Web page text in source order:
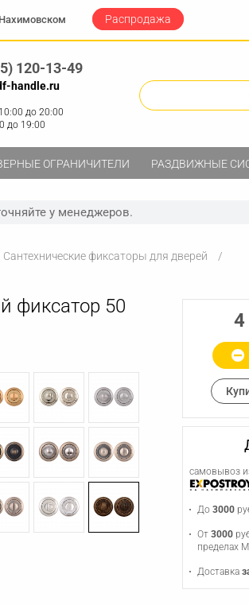
120-13-49
handle.ru
до 20:00
до 19:00
Распродажа
ОГРАНИЧИТЕЛИ РАЗДВИЖНЫЕ
у менеджеров.
Сантехнические фиксаторы для дверей
фиксатор 50
4
самовывоз
До3000
От3000
пределах
Доставка